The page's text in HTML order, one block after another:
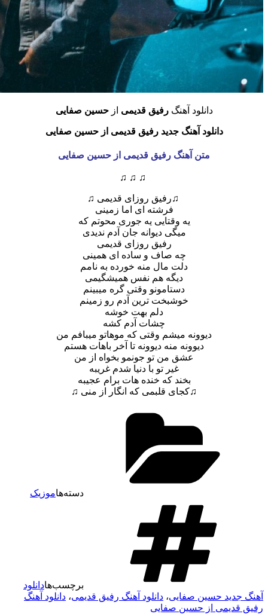
دانلود آهنگرفیق قدیمیازحسین صفایی
دانلود آهنگ جدید رفیق قدیمی از حسین صفایی
متن آهنگ رفیق قدیمی از حسین صفایی
♫ ♫ ♫
♫رفیق روزای قدیمی ♫
فرشته ای اما زمینی
یه وقتایی یه جوری محوتم‌‌ که
میگی‌ دیوانه جان آدم ندیدی
رفیق روزای قدیمی
چه صاف و ساده ای همینی
دلت مال منه خورده به نامم
دیگه هم نفس همیشگیمی
دستامونو وقتی گره میبینم
خوشبخت ترین آدم رو زمینم
دلم بهت خوشه
چشات آدم کشه
دیوونه میشم وقتی که موهاتو میبافم من
دیوونه منه دیوونه تا آخر باهات هستم
عشق من تو جونمو بخواه از من
غیر تو با دنیا شدم غریبه
بخند که خنده هات برام عجیبه
♫کجای قلبمی که انگار از منی ♫
دسته‌هاموزیک
برچسب‌هادانلود
جدید حسین صفایی،دانلود آهنگ رفیق قدیمی،دانلود آهنگ
قدیمی از حسین صفایی